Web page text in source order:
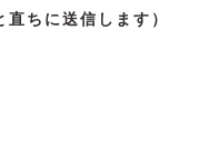
ちに送信します）